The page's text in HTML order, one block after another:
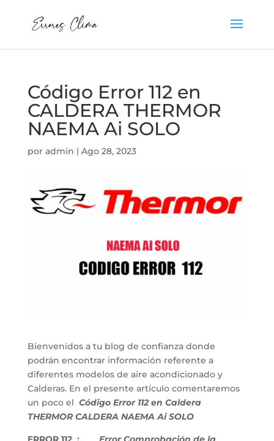
Código Error 112 en
CALDERA THERMOR
NAEMA Ai SOLO
por admin | Ago 28, 2023
Bienvenidos a tu blog de confianza donde
podrán encontrar información referente a
diferentes modelos de aire acondicionado y
Calderas. En el presente artículo comentaremos
un poco el Código Error 112 en Caldera
THERMOR CALDERA NAEMA Ai SOLO